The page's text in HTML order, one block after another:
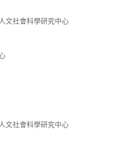
文社會科學研究中心
文社會科學研究中心